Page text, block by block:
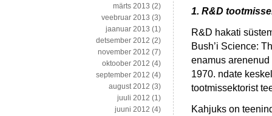
1. R&D
R&D hakati
Bush’i Science:
enamus
1970. ndate
tootmissektorist
Kahjuks on
märts 2013 (2)
veebruar 2013 (3)
jaanuar 2013 (1)
detsember 2012 (2)
november 2012 (7)
oktoober 2012 (4)
september 2012 (4)
august 2012 (3)
juuli 2012 (1)
juuni 2012 (4)